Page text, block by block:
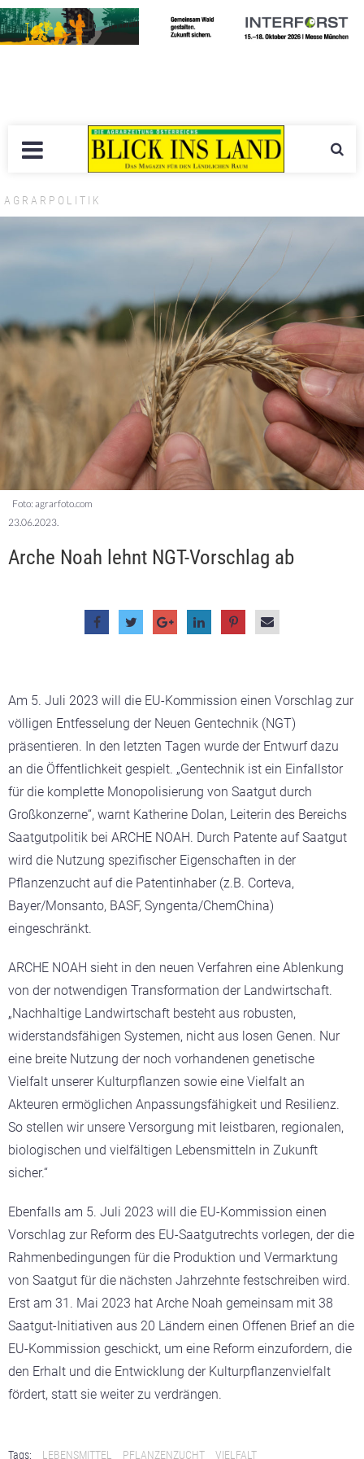
AGRARPOLITIK
Foto: agrarfoto.com
23.06.2023.
Arche Noah lehnt NGT-Vorschlag ab
Am 5. Juli 2023 will die EU-Kommission einen Vorschlag zur
völligen Entfesselung der Neuen Gentechnik (NGT)
präsentieren. In den letzten Tagen wurde der Entwurf dazu
an die Öffentlichkeit gespielt. „Gentechnik ist ein Einfallstor
für die komplette Monopolisierung von Saatgut durch
Großkonzerne“, warnt Katherine Dolan, Leiterin des Bereichs
Saatgutpolitik bei ARCHE NOAH. Durch Patente auf Saatgut
wird die Nutzung spezifischer Eigenschaften in der
Pflanzenzucht auf die Patentinhaber (z.B. Corteva,
Bayer/Monsanto, BASF, Syngenta/ChemChina)
eingeschränkt.
ARCHE NOAH sieht in den neuen Verfahren eine Ablenkung
von der notwendigen Transformation der Landwirtschaft.
„Nachhaltige Landwirtschaft besteht aus robusten,
widerstandsfähigen Systemen, nicht aus losen Genen. Nur
eine breite Nutzung der noch vorhandenen genetische
Vielfalt unserer Kulturpflanzen sowie eine Vielfalt an
Akteuren ermöglichen Anpassungsfähigkeit und Resilienz.
So stellen wir unsere Versorgung mit leistbaren, regionalen,
biologischen und vielfältigen Lebensmitteln in Zukunft
sicher.“
Ebenfalls am 5. Juli 2023 will die EU-Kommission einen
Vorschlag zur Reform des EU-Saatgutrechts vorlegen, der die
Rahmenbedingungen für die Produktion und Vermarktung
von Saatgut für die nächsten Jahrzehnte festschreiben wird.
Erst am 31. Mai 2023 hat Arche Noah gemeinsam mit 38
Saatgut-Initiativen aus 20 Ländern einen Offenen Brief an die
EU-Kommission geschickt, um eine Reform einzufordern, die
den Erhalt und die Entwicklung der Kulturpflanzenvielfalt
fördert, statt sie weiter zu verdrängen.
Tags: LEBENSMITTEL PFLANZENZUCHT VIELFALT